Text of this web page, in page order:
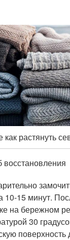
как растянуть
восстановления
10-15 минут.
на бережном
30